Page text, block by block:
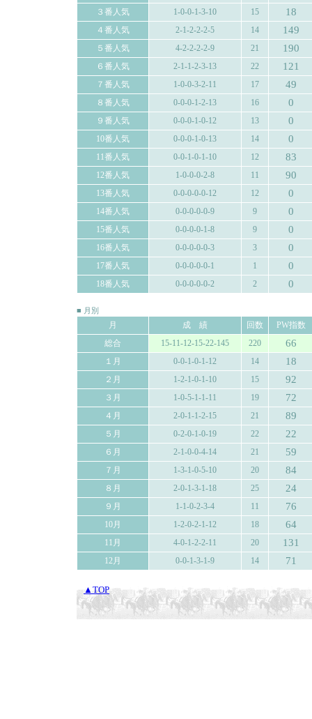
３番人気 1-0-0-1-3-10 15 18
４番人気 2-1-2-2-2-5 14 149
５番人気 4-2-2-2-2-9 21 190
６番人気 2-1-1-2-3-13 22 121
７番人気 1-0-0-3-2-11 17 49
８番人気 0-0-0-1-2-13 16 0
９番人気 0-0-0-1-0-12 13 0
10番人気 0-0-0-1-0-13 14 0
11番人気 0-0-1-0-1-10 12 83
12番人気 1-0-0-0-2-8 11 90
13番人気 0-0-0-0-0-12 12 0
14番人気 0-0-0-0-0-9 9 0
15番人気 0-0-0-0-1-8 9 0
16番人気 0-0-0-0-0-3 3 0
17番人気 0-0-0-0-0-1 1 0
18番人気 0-0-0-0-0-2 2 0
■ 月別
月 成 績 回数
PW指数
総合
15-11-12-15-22-145 220 66
１月 0-0-1-0-1-12 14 18
２月 1-2-1-0-1-10 15 92
３月 1-0-5-1-1-11 19 72
４月 2-0-1-1-2-15 21 89
５月 0-2-0-1-0-19 22 22
６月 2-1-0-0-4-14 21 59
７月 1-3-1-0-5-10 20 84
８月 2-0-1-3-1-18 25 24
９月 1-1-0-2-3-4 11 76
10月 1-2-0-2-1-12 18 64
11月 4-0-1-2-2-11 20 131
12月 0-0-1-3-1-9 14 71
▲TOP